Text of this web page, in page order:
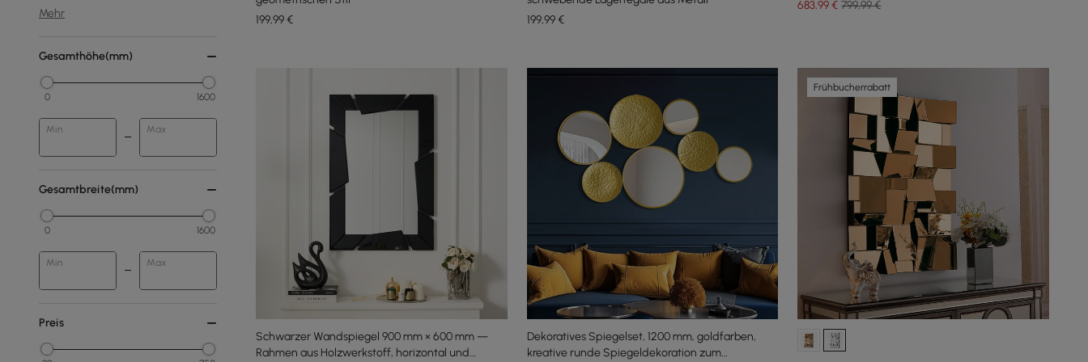
Mehr
Gesamthöhe(mm)
0 1600
Min Max
Gesamtbreite(mm)
0 1600
Min Max
Preis
199,99€
199,99€
683,99€ 799,99 €
Schwarzer Wandspiegel 900 mm × 600 mm —
Rahmen aus Holzwerkstoff, horizontal und
Dekoratives Spiegelset, 1200 mm, goldfarben,
kreative runde Spiegeldekoration zum
Frühbucherrabatt